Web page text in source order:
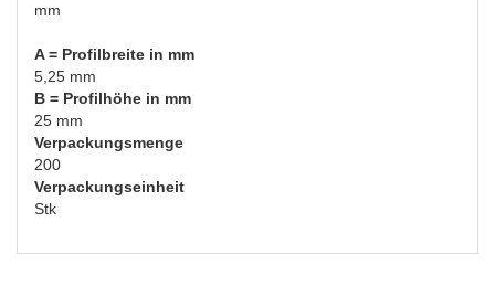
mm
A = Profilbreite in mm
5,25 mm
B = Profilhöhe in mm
25 mm
Verpackungsmenge
200
Verpackungseinheit
Stk